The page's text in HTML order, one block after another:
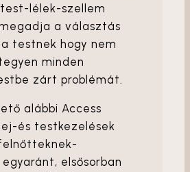
lélek-szellem
a választás
testnek hogy nem
minden
zárt problémát.
alábbi Access
és testkezelések
elsősorban